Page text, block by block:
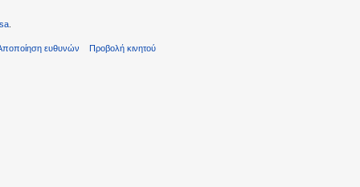
ευθυνών Προβολή κινητού